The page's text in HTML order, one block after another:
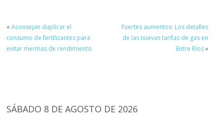
«Aconsejan duplicar el
consumo de fertilizantes para
evitar mermas de rendimiento
Fuertes aumentos: Los detalles
de las nuevas tarifas de gas en
Entre Ríos»
SÁBADO 8 DE AGOSTO DE 2026